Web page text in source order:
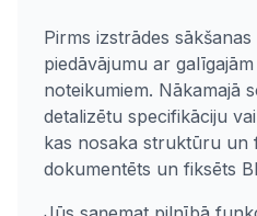
Pirms izstrādes
piedāvājumu ar
noteikumiem. Nākamajā
detalizētu specifikāciju
kas nosaka struktūru un
dokumentēts un fiksēts